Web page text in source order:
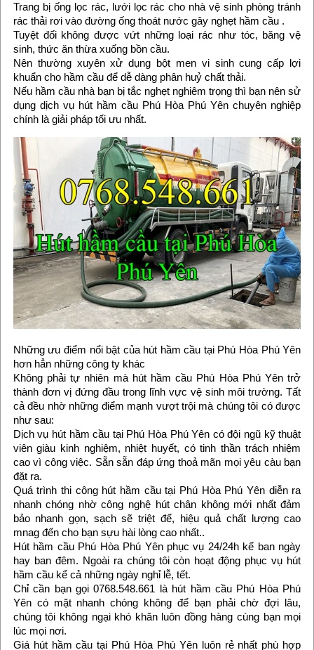
Trang bị ống lọc rác, lưới lọc rác cho nhà vệ sinh phòng tránh
rác thải rơi vào đường ống thoát nước gây nghẹt hầm cầu .
Tuyệt đối không được vứt những loại rác như tóc, băng vệ
sinh, thức ăn thừa xuống bồn cầu.
Nên thường xuyên xử dụng bột men vi sinh cung cấp lợi
khuẩn cho hầm cầu để dễ dàng phân huỷ chất thải.
Nếu hầm cầu nhà bạn bị tắc nghẹt nghiêm trọng thì bạn nên sử
dụng dịch vụ hút hầm cầu Phú Hòa Phú Yên chuyên nghiệp
chính là giải pháp tối ưu nhất.
Những ưu điểm nổi bật của hút hầm cầu tại Phú Hòa Phú Yên
hơn hẳn những công ty khác
Không phải tự nhiên mà hút hầm cầu Phú Hòa Phú Yên trở
thành đơn vị đứng đầu trong lĩnh vực vệ sinh môi trường. Tất
cả đều nhờ những điểm mạnh vượt trội mà chúng tôi có được
như sau:
Dịch vụ hút hầm cầu tại Phú Hòa Phú Yên có đội ngũ kỹ thuật
viên giàu kinh nghiệm, nhiệt huyết, có tinh thần trách nhiệm
cao vì công việc. Sẵn sẵn đáp ứng thoả mãn mọi yêu càu bạn
đặt ra.
Quá trình thi công hút hầm cầu tại Phú Hòa Phú Yên diễn ra
nhanh chóng nhờ công nghệ hút chân không mới nhất đảm
bảo nhanh gọn, sạch sẽ triệt để, hiệu quả chất lượng cao
mnag đến cho bạn sựu hài lòng cao nhất..
Hút hầm cầu Phú Hòa Phú Yên phục vụ 24/24h kể ban ngày
hay ban đêm. Ngoài ra chúng tôi còn hoạt động phục vụ hút
hầm cầu kể cả những ngày nghỉ lễ, tết.
Chỉ cần bạn gọi 0768.548.661 là hút hầm cầu Phú Hòa Phú
Yên có mặt nhanh chóng không để bạn phải chờ đợi lâu,
chúng tôi không ngại khó khăn luôn đồng hàng cùng bạn mọi
lúc mọi nơi.
Giá hút hầm cầu tại Phú Hòa Phú Yên luôn rẻ nhất phù hợp